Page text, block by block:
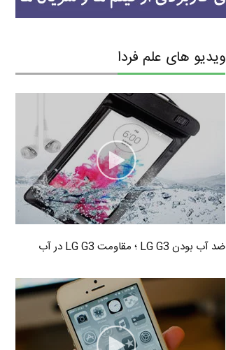
ویدیو های علم فردا
ضد آب بودن LG G3 ؛ مقاومت LG G3 در آب